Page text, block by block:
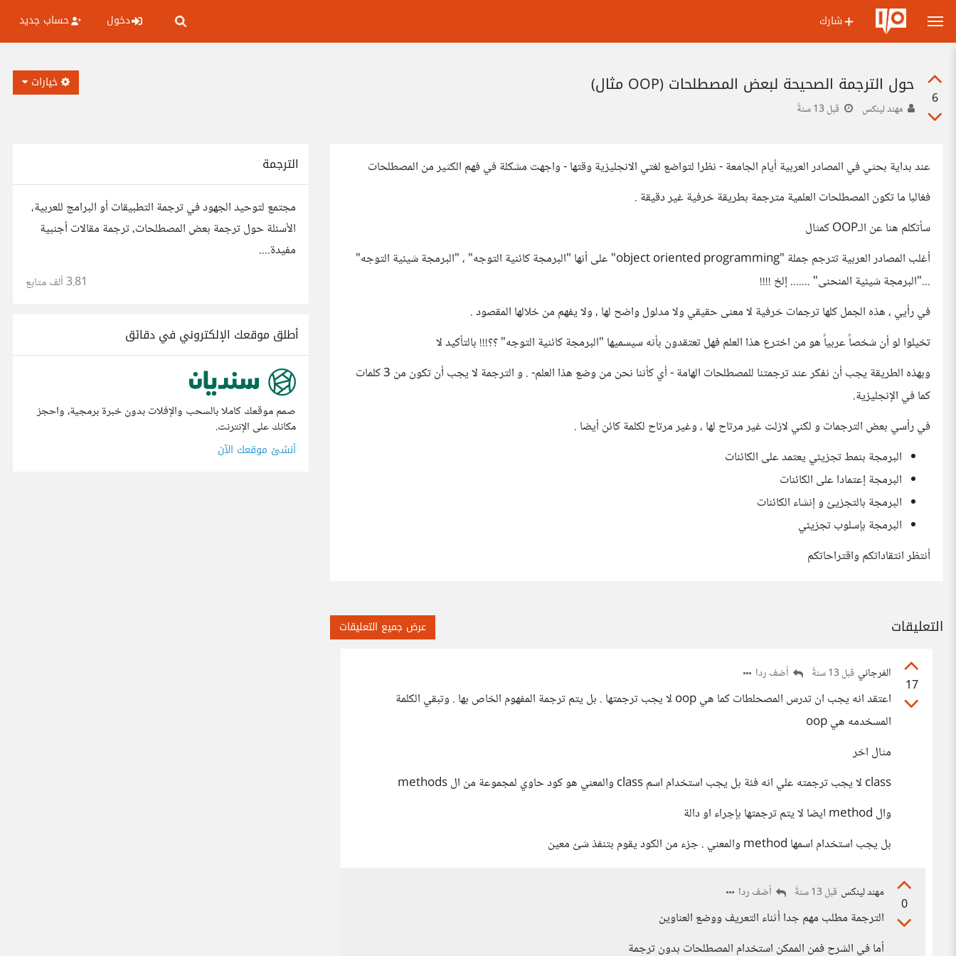
شارك دخول حساب جديد
6
حول الترجمة الصحيحة لبعض المصطلحات (OOP مثال)
مهند لينكس قبل 13 سنةً
خيارات
عند بداية بحثي في المصادر العربية أيام الجامعة - نظرا لتواضع لغتي الانجليزية وقتها - واجهت مشكلة في فهم الكثير من المصطلحات
فغالبا ما تكون المصطلحات العلمية مترجمة بطريقة حَرفية غير دقيقة .
سأتكلم هنا عن الـOOP كمثال
أغلب المصادر العربية تترجم جملة "object oriented programming" على أنها "البرمجة كائنية التوجه" ، "البرمجة شيئية التوجه"
..."البرمجة شيئية المنحنى" ....... إلخ !!!!
في رأيي ، هذه الجمل كلها ترجمات حَرفية لا معنى حقيقي ولا مدلول واضح لها ، ولا يفهم من خلالها المقصود .
تخيلوا لو أن شخصاً عربياً هو من اخترع هذا العلم فهل تعتقدون بأنه سيسميها "البرمجة كائنية التوجه" ؟؟!!! بالتأكيد لا
وبهذه الطريقة يجب أن نفكر عند ترجمتنا للمصطلحات الهامة - أي كأننا نحن من وضع هذا العلم- . و الترجمة لا يجب أن تكون من 3 كلمات
كما في الإنجليزية.
في رأسي بعض الترجمات و لكني لازلت غير مرتاح لها ، وغير مرتاح لكلمة كائن أيضا .
البرمجة بنمط تجزيئي يعتمد على الكائنات
البرمجة إعتمادا على الكائنات
البرمجة بالتجزيئ و إنشاء الكائنات
البرمجة بإسلوب تجزيئي
أنتظر انتقاداتكم واقتراحاتكم
التعليقات عرض جميع التعليقات
17
الفرجاني قبل 13 سنةً أضف ردا
اعتقد انه يجب ان تدرس المصحلطات كما هي oop لا يجب ترجمتها . بل يتم ترجمة المفهوم الخاص بها . وتبقي الكلمة
المسخدمه هي oop
مثال اخر
class لا يجب ترجمته علي انه فئة بل يجب استخدام اسم class والمعني هو كود حاوي لمجموعة من ال methods
وال method ايضا لا يتم ترجمتها بإجراء او دالة
بل يجب استخدام اسمها method والمعني . جزء من الكود يقوم بتنفذ شئ معين
0
مهند لينكس قبل 13 سنةً أضف ردا
الترجمة مطلب مهم جدا أثناء التعريف ووضع العناوين
أما في الشرح فمن الممكن استخدام المصطلحات بدون ترجمة
الترجمة
مجتمع لتوحيد الجهود في ترجمة التطبيقات أو البرامج للعربية،
الأسئلة حول ترجمة بعض المصطلحات، ترجمة مقالات أجنبية
مفيدة....
3.81 ألف متابع
أطلق موقعك الإلكتروني في دقائق
صمم موقعك كاملا بالسحب والإفلات بدون خبرة برمجية، واحجز
مكانك على الإنترنت.
أنشئ موقعك الآن